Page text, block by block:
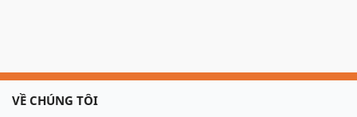
VỀ CHÚNG TÔI